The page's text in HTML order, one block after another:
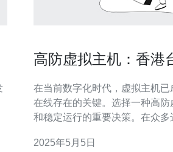
高防虚拟主机：香港
在当前数字化时代，虚拟主机
在线存在的关键。选择一种高
和稳定运行的重要决策。在众
户的首选。 1. 网络环境稳定：香港台湾地区拥有先进的网
2025年5月5日